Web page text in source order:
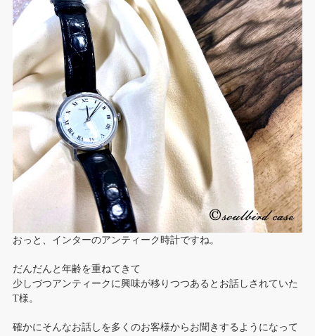
おっと、インターのアンティーク時計ですね。
だんだんと年齢を重ねてきて
少しづつアンティークに興味が移りつつあるとお話しされていた
T様。
確かにそんなお話しを多くのお客様からお聞きするようになって